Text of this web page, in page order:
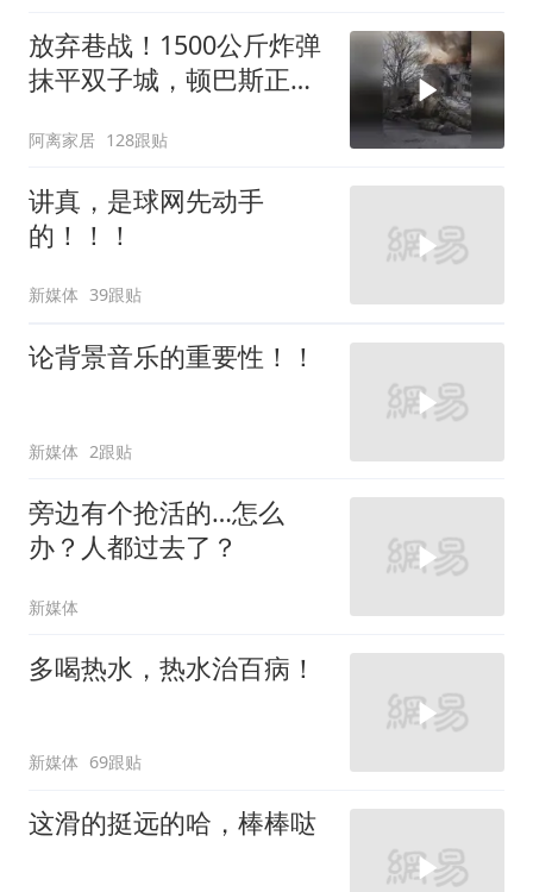
放弃巷战！1500公斤炸弹
抹平双子城，顿巴斯正变
阿离家居 128跟贴
讲真，是球网先动手
的！！！
新媒体 39跟贴
论背景音乐的重要性！！
新媒体 2跟贴
旁边有个抢活的…怎么
办？人都过去了？
新媒体
多喝热水，热水治百病！
新媒体 69跟贴
这滑的挺远的哈，棒棒哒